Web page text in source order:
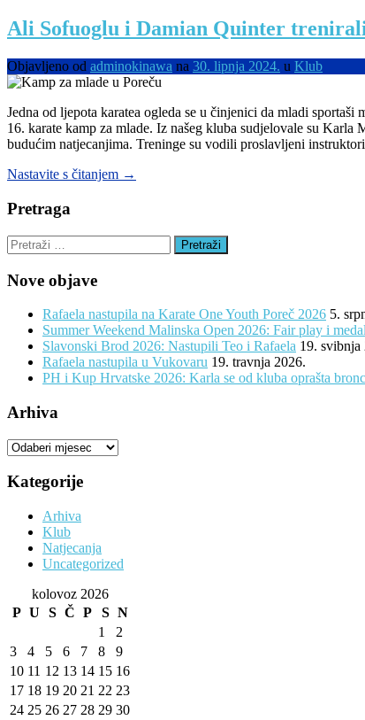
na
Karate
Youth
Poreč
Ali Sofuoglu i Damian Quinter trenirali
Objavljeno od adminokinawa na 30. lipnja 2024. u Klub
Jedna od ljepota karatea ogleda se u činjenici da mladi
16. karate kamp za mlade. Iz našeg kluba sudjelovale su
budućim natjecanjima. Treninge su vodili proslavljeni
Nastavite s čitanjem “Ali
Quinter
trenirali
→
Pretraga
Pretraži:
Nove objave
Rafaela nastupila na Karate One Youth Poreč 2026 5.
Summer Weekend Malinska Open 2026: Fair play i
Slavonski Brod 2026: Nastupili Teo i Rafaela 19. svibnja
Rafaela nastupila u Vukovaru 19. travnja 2026.
PH i Kup Hrvatske 2026: Karla se od kluba oprašta
Arhiva
Arhiva
Kategorije
Arhiva
Klub
Natjecanja
Uncategorized
kolovoz 2026
P U S Č P S N
1
2
3
4 5 6 7 8
9
10 11 12 13 14 15 16
17 18 19 20 21 22 23
24 25 26 27 28 29 30